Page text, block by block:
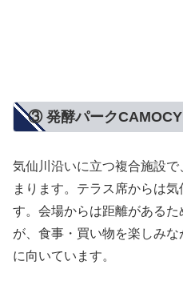
③ 発酵パークCAMOCY
気仙川沿いに立つ複合施設
まります。テラス席からは
す。会場からは距離がある
が、食事・買い物を楽しみ
に向いています。